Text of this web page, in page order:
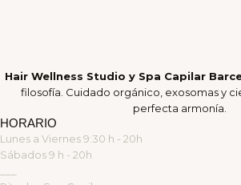
Hair Wellness Studio y Spa Capilar
filosofía. Cuidado orgánico, exosomas y
perfecta armonía.
HORARIO
Lunes a Viernes 9:30 h - 20h
Sábados 9 h - 20h